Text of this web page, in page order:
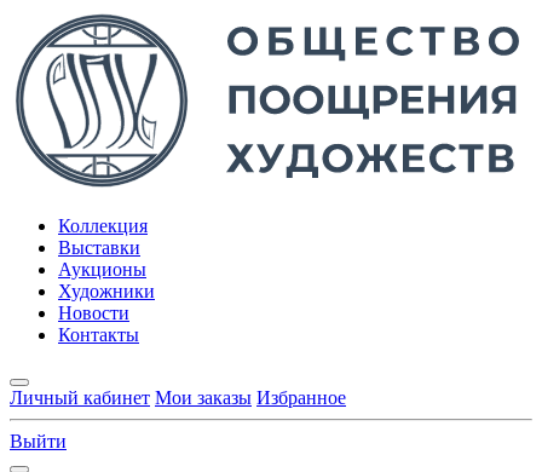
Коллекция
Выставки
Аукционы
Художники
Новости
Контакты
Личный кабинет Мои заказы Избранное
Выйти